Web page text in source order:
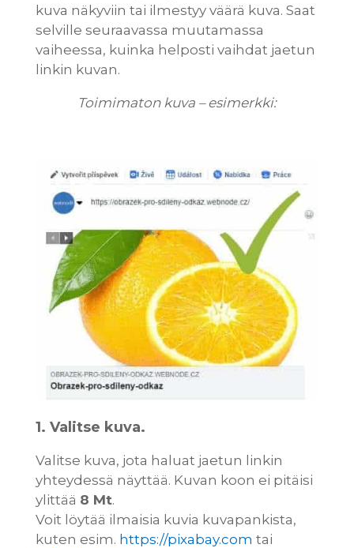
kuva näkyviin tai ilmestyy väärä kuva. Saat
selville seuraavassa muutamassa
vaiheessa, kuinka helposti vaihdat jaetun
linkin kuvan.
Toimimaton kuva – esimerkki:
1. Valitse kuva.
Valitse kuva, jota haluat jaetun linkin
yhteydessä näyttää. Kuvan koon ei pitäisi
ylittää 8 Mt.
Voit löytää ilmaisia kuvia kuvapankista,
kuten esim. https://pixabay.com tai